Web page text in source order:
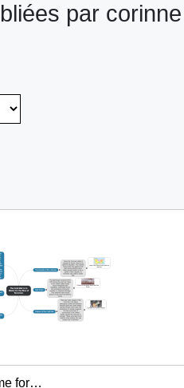
par corinne
The Cold War is to Blame for the Rise of Terrorism